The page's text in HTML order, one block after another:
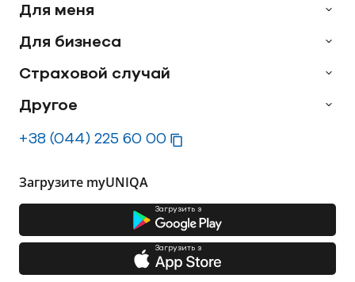
Для меня
Для бизнеса
Страховой случай
Другое
+38 (044) 225 60 00
Загрузите myUNIQA
Загрузить з
Загрузить з